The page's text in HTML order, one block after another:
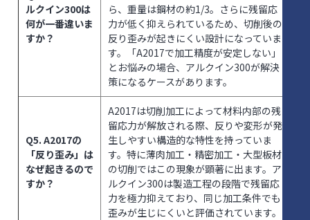
ルクイン300は
何が一番違いま
すか？
ら、重量は鋼材の約1/3。さらに残留応
力が低く抑えられているため、切削後の
反り歪みが起きにくい設計になっていま
す。「A2017で加工精度が安定しない」
とお悩みの場合、アルクイン300が解決
策になるケースがあります。
Q5. A2017の
「反り歪み」は
なぜ起きるので
すか？
A2017は切削加工によって材料内部の残
留応力が解放される際、反りや変形が発
生しやすい構造的な特性を持っていま
す。特に薄肉加工・精密加工・大型板材
の切削ではこの現象が顕著に出ます。ア
ルクイン300は製造工程の段階で残留応
力を極力抑えており、同じ加工条件でも
歪みが生じにくいと評価されています。